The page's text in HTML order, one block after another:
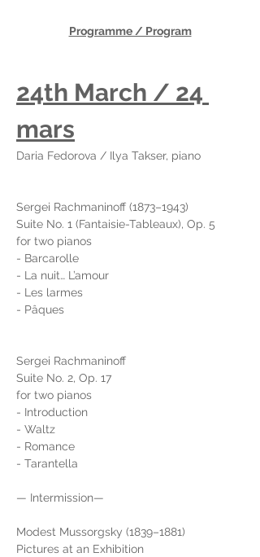
Programme / Program
24th March / 24
mars
Daria Fedorova / Ilya Takser, piano
Sergei Rachmaninoff (1873–1943)
Suite No. 1 (Fantaisie-Tableaux), Op. 5
for two pianos
- Barcarolle
- La nuit… L’amour
- Les larmes
- Pâques
Sergei Rachmaninoff
Suite No. 2, Op. 17
for two pianos
- Introduction
- Waltz
- Romance
- Tarantella
— Intermission—
Modest Mussorgsky (1839–1881)
Pictures at an Exhibition